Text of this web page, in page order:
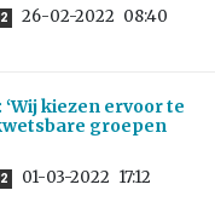
26-02-2022 08:40
kiezen ervoor te
groepen
01-03-2022 17:12